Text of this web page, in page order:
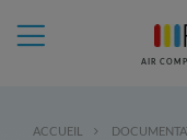
AIR
ACCUEIL